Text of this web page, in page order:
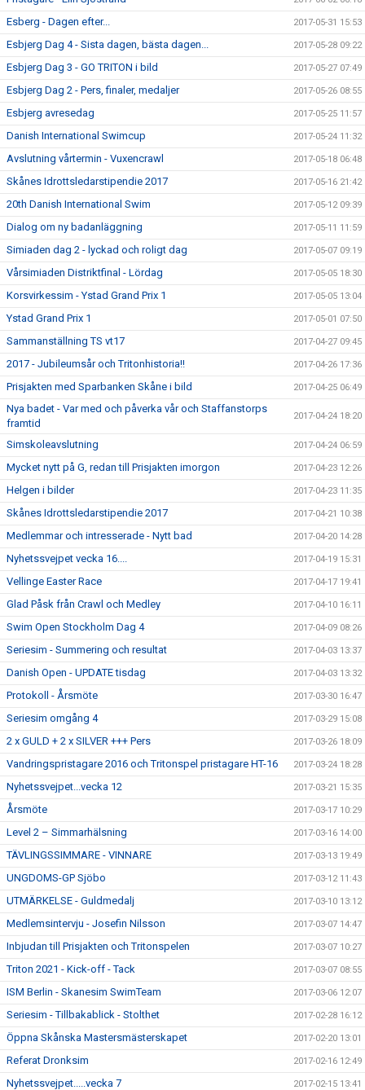
Esberg - Dagen efter... 2017-05-31 15:53
Esbjerg Dag 4 - Sista dagen, bästa dagen... 2017-05-28 09:22
Esbjerg Dag 3 - GO TRITON i bild 2017-05-27 07:49
Esbjerg Dag 2 - Pers, finaler, medaljer 2017-05-26 08:55
Esbjerg avresedag 2017-05-25 11:57
Danish International Swimcup 2017-05-24 11:32
Avslutning vårtermin - Vuxencrawl 2017-05-18 06:48
Skånes Idrottsledarstipendie 2017 2017-05-16 21:42
20th Danish International Swim 2017-05-12 09:39
Dialog om ny badanläggning 2017-05-11 11:59
Simiaden dag 2 - lyckad och roligt dag 2017-05-07 09:19
Vårsimiaden Distriktfinal - Lördag 2017-05-05 18:30
Korsvirkessim - Ystad Grand Prix 1 2017-05-05 13:04
Ystad Grand Prix 1 2017-05-01 07:50
Sammanställning TS vt17 2017-04-27 09:45
2017 - Jubileumsår och Tritonhistoria!! 2017-04-26 17:36
Prisjakten med Sparbanken Skåne i bild 2017-04-25 06:49
Nya badet - Var med och påverka vår och Staffanstorps
framtid
2017-04-24 18:20
Simskoleavslutning 2017-04-24 06:59
Mycket nytt på G, redan till Prisjakten imorgon 2017-04-23 12:26
Helgen i bilder 2017-04-23 11:35
Skånes Idrottsledarstipendie 2017 2017-04-21 10:38
Medlemmar och intresserade - Nytt bad 2017-04-20 14:28
Nyhetssvejpet vecka 16.... 2017-04-19 15:31
Vellinge Easter Race 2017-04-17 19:41
Glad Påsk från Crawl och Medley 2017-04-10 16:11
Swim Open Stockholm Dag 4 2017-04-09 08:26
Seriesim - Summering och resultat 2017-04-03 13:37
Danish Open - UPDATE tisdag 2017-04-03 13:32
Protokoll - Årsmöte 2017-03-30 16:47
Seriesim omgång 4 2017-03-29 15:08
2 x GULD + 2 x SILVER +++ Pers 2017-03-26 18:09
Vandringspristagare 2016 och Tritonspel pristagare HT-16 2017-03-24 18:28
Nyhetssvejpet...vecka 12 2017-03-21 15:35
Årsmöte 2017-03-17 10:29
Level 2 – Simmarhälsning 2017-03-16 14:00
TÄVLINGSSIMMARE - VINNARE 2017-03-13 19:49
UNGDOMS-GP Sjöbo 2017-03-12 11:43
UTMÄRKELSE - Guldmedalj 2017-03-10 13:12
Medlemsintervju - Josefin Nilsson 2017-03-07 14:47
Inbjudan till Prisjakten och Tritonspelen 2017-03-07 10:27
Triton 2021 - Kick-off - Tack 2017-03-07 08:55
ISM Berlin - Skanesim SwimTeam 2017-03-06 12:07
Seriesim - Tillbakablick - Stolthet 2017-02-28 16:12
Öppna Skånska Mastersmästerskapet 2017-02-20 13:01
Referat Dronksim 2017-02-16 12:49
Nyhetssvejpet.....vecka 7 2017-02-15 13:41